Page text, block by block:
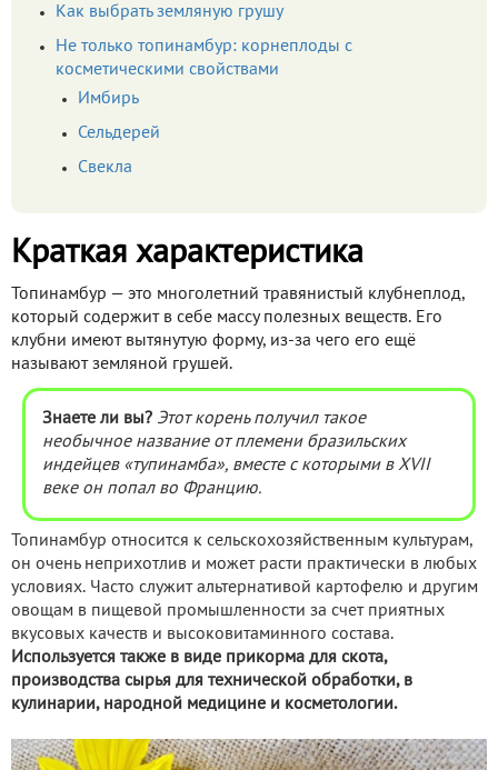
Как выбрать земляную грушу
Не только топинамбур: корнеплоды с
косметическими свойствами
Имбирь
Сельдерей
Свекла
Краткая характеристика
Топинамбур — это многолетний травянистый клубнеплод,
который содержит в себе массу полезных веществ. Его
клубни имеют вытянутую форму, из-за чего его ещё
называют земляной грушей.
Знаете ли вы? Этот корень получил такое
необычное название от племени бразильских
индейцев «тупинамба», вместе с которыми в XVII
веке он попал во Францию.
Топинамбур относится к сельскохозяйственным культурам,
он очень неприхотлив и может расти практически в любых
условиях. Часто служит альтернативой картофелю и другим
овощам в пищевой промышленности за счет приятных
вкусовых качеств и высоковитаминного состава.
Используется также в виде прикорма для скота,
производства сырья для технической обработки, в
кулинарии, народной медицине и косметологии.